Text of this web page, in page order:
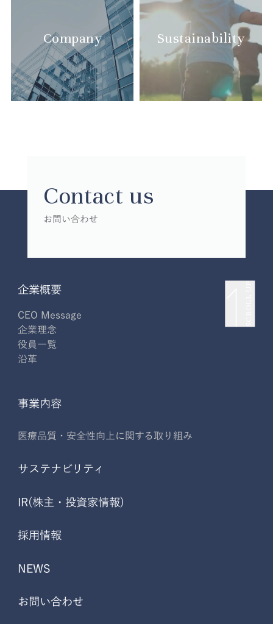
Company Sustainability
Contact us
お問い合わせ
企業概要
CEO Message
企業理念
役員一覧
沿革
事業内容
医療品質・安全性向上に関する取り組み
サステナビリティ
IR(株主・投資家情報)
採用情報
NEWS
お問い合わせ